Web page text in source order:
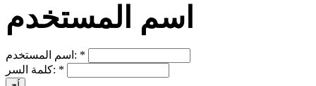
اسم المستخدم
اسم المستخدم: *
كلمة السر: *